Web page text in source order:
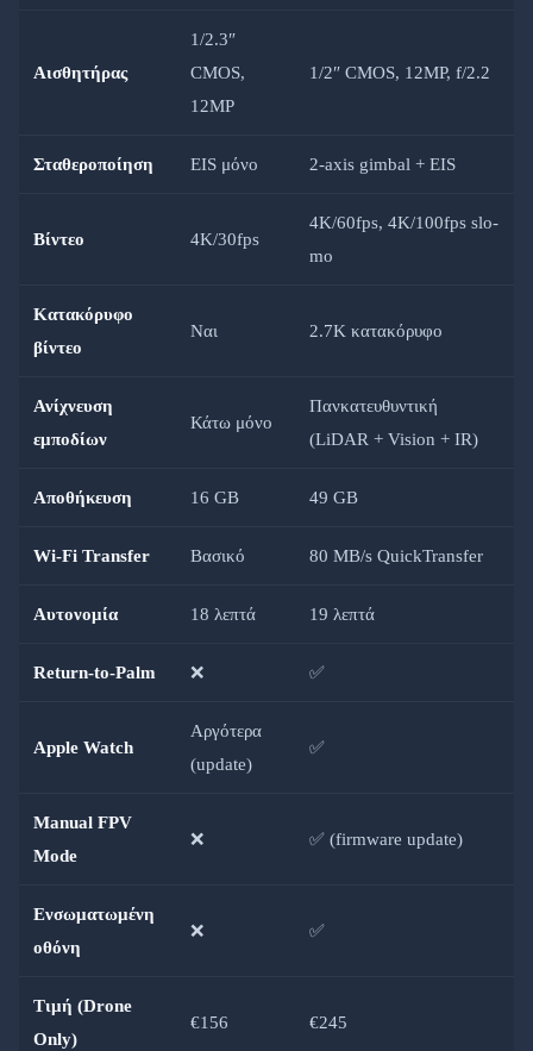
Αισθητήρας
1/2.3″
CMOS,
12MP
1/2″ CMOS, 12MP, f/2.2
Σταθεροποίηση EIS μόνο 2-axis gimbal + EIS
Βίντεο 4K/30fps
4K/60fps, 4K/100fps slo-
mo
Κατακόρυφο
βίντεο
Ναι 2.7K κατακόρυφο
Ανίχνευση
εμποδίων
Κάτω μόνο
Πανκατευθυντική
(LiDAR + Vision + IR)
Αποθήκευση 16 GB 49 GB
Wi-Fi Transfer Βασικό 80 MB/s QuickTransfer
Αυτονομία 18 λεπτά 19 λεπτά
Return-to-Palm ❌ ✅
Apple Watch
Αργότερα
(update)
✅
Manual FPV
Mode
❌ ✅ (firmware update)
Ενσωματωμένη
οθόνη
❌ ✅
Τιμή (Drone
Only)
€156 €245